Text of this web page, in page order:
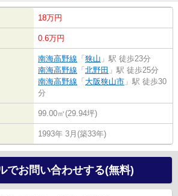
18万円
0.6万円
南海高野線 「 狭山 」駅 徒歩23分
南海高野線 「 北野田 」駅 徒歩25分
南海高野線 「 大阪狭山市 」駅 徒歩30
分
99.00㎡(29.94坪)
1993年 3月(築33年)
でお問い合わせする(無料)